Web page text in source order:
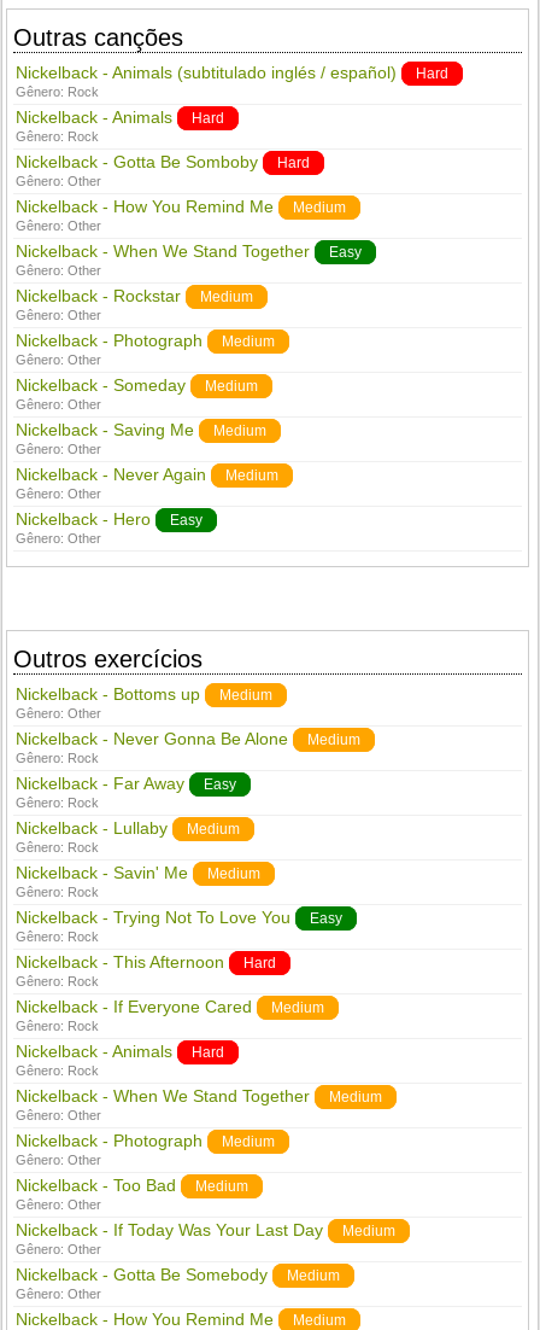
Outras canções
Nickelback - Animals (subtitulado inglés / español) Hard
Gênero: Rock
Nickelback - Animals Hard
Gênero: Rock
Nickelback - Gotta Be Somboby Hard
Gênero:Other
Nickelback - How You Remind Me Medium
Gênero:Other
Nickelback - When We Stand Together Easy
Gênero:Other
Nickelback - Rockstar Medium
Gênero:Other
Nickelback - Photograph Medium
Gênero:Other
Nickelback - Someday Medium
Gênero:Other
Nickelback - Saving Me Medium
Gênero:Other
Nickelback - Never Again Medium
Gênero:Other
Nickelback - Hero Easy
Gênero:Other
Outros exercícios
Nickelback - Bottoms up Medium
Gênero:Other
Nickelback - Never Gonna Be Alone Medium
Gênero: Rock
Nickelback - Far Away Easy
Gênero: Rock
Nickelback - Lullaby Medium
Gênero: Rock
Nickelback - Savin' Me Medium
Gênero: Rock
Nickelback - Trying Not To Love You Easy
Gênero: Rock
Nickelback - This Afternoon Hard
Gênero: Rock
Nickelback - If Everyone Cared Medium
Gênero: Rock
Nickelback - Animals Hard
Gênero: Rock
Nickelback - When We Stand Together Medium
Gênero:Other
Nickelback - Photograph Medium
Gênero:Other
Nickelback - Too Bad Medium
Gênero:Other
Nickelback - If Today Was Your Last Day Medium
Gênero:Other
Nickelback - Gotta Be Somebody Medium
Gênero:Other
Nickelback - How You Remind Me Medium